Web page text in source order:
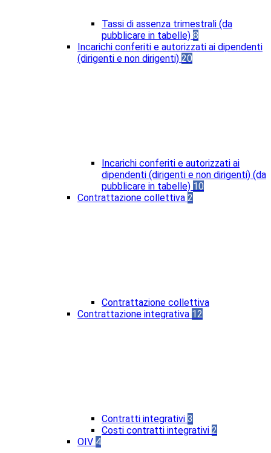
Tassi di assenza trimestrali (da
pubblicare in tabelle) 8
Incarichi conferiti e autorizzati ai dipendenti
(dirigenti e non dirigenti) 20
Incarichi conferiti e autorizzati ai
dipendenti (dirigenti e non dirigenti) (da
pubblicare in tabelle) 10
Contrattazione collettiva 2
Contrattazione collettiva
Contrattazione integrativa 12
Contratti integrativi 3
Costi contratti integrativi 2
OIV 4